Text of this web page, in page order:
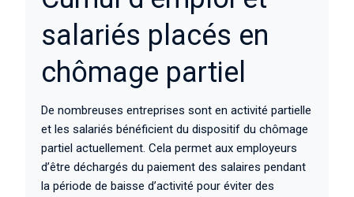
salariés placés en
chômage partiel
De nombreuses entreprises sont en activité partielle
et les salariés bénéficient du dispositif du chômage
partiel actuellement. Cela permet aux employeurs
d’être déchargés du paiement des salaires pendant
la période de baisse d’activité pour éviter des